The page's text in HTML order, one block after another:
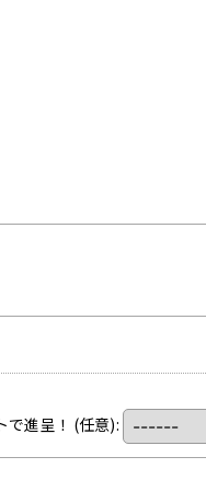
進呈！ (任意):